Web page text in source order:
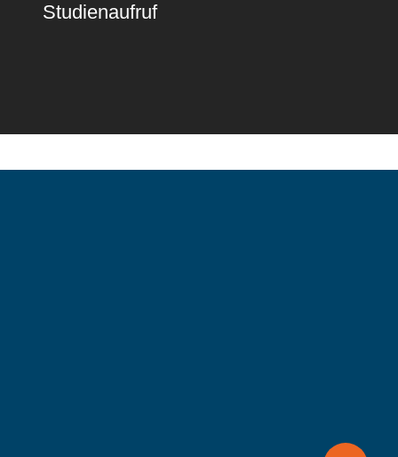
Studienaufruf